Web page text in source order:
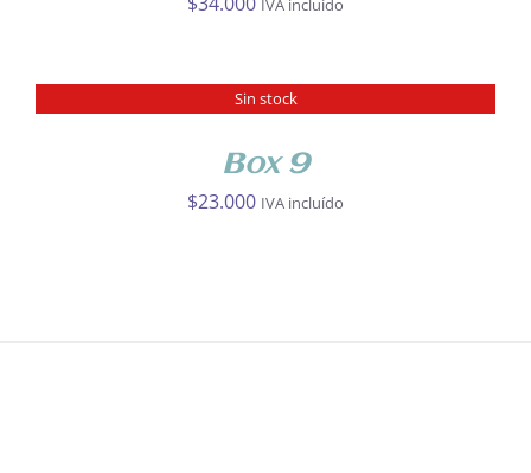
IVA incluído
Sin stock
Box 9
$23.000 IVA incluído